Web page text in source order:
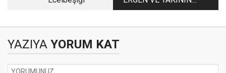
İLETİ!
YAZIYA YORUM KAT